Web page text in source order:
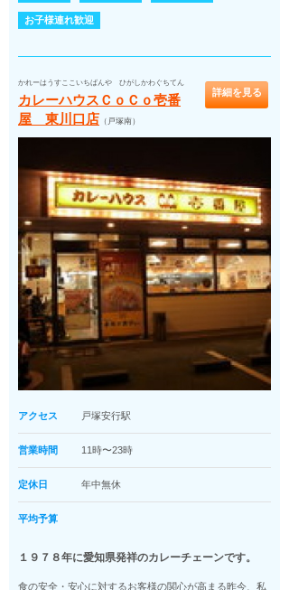
お子様連れ歓迎
かれーはうすここいちばんや ひがしかわぐちてん
カレーハウスＣｏＣｏ壱番
屋 東川口店 （戸塚南）
詳細を見る
アクセス 戸塚安行駅
営業時間 11時〜23時
定休日 年中無休
平均予算
１９７８年に愛知県発祥のカレーチェーンです。
食の安全・安心に対するお客様の関心が高まる昨今、私